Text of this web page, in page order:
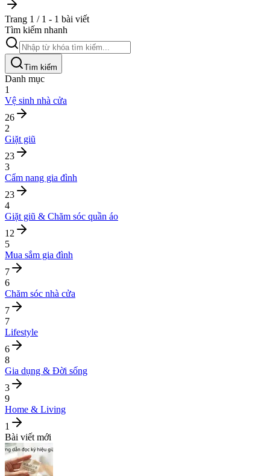
Trang 1 / 1 - 1 bài viết
Tìm kiếm nhanh
Tìm kiếm
Danh mục
1
Vệ sinh nhà cửa
26
2
Giặt giũ
23
3
Cẩm nang gia đình
23
4
Giặt giũ & Chăm sóc quần áo
12
5
Mua sắm gia đình
7
6
Chăm sóc nhà cửa
7
7
Lifestyle
6
8
Gia dụng & Đời sống
3
9
Home & Living
1
Bài viết mới